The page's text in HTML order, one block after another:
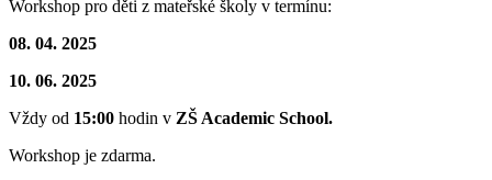
Workshop pro děti z mateřské školy v termínu:
08. 04. 2025
10. 06. 2025
Vždy od 15:00 hodin v ZŠ Academic School.
Workshop je zdarma.